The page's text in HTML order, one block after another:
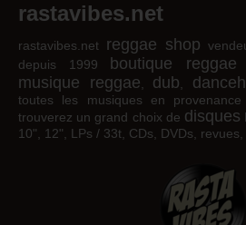
rastavibes.net
rastavibes.net reggae shop
depuis 1999 boutique
musique reggae dub
toutes les musiques en
trouverez un grand choix de disques
10", 12", LPs / 33t, CDs, DVDs, revues,